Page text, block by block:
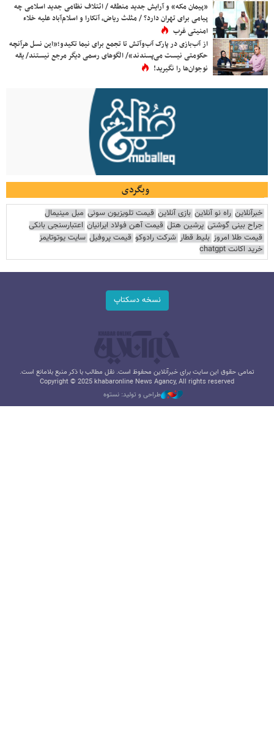
«پیمان مکه» و آرایش جدید منطقه / ائتلاف نظامی جدید اسلامی چه
پیامی برای تهران دارد؟ / مثلث ریاض، آنکارا و اسلام‌آباد علیه خلاء
امنیتی غرب
از آب‌بازی در پارک آب‌وآتش تا تجمع برای نیما تکیدو؛«این نسل هرآنچه
حکومتی نیست می‌پسندند»/ الگوهای رسمی دیگر مرجع نیستند/ یقه
نوجوان‌ها را نگیرید!
وبگردی
خبرآنلاین راه نو آنلاین بازی آنلاین قیمت تلویزیون سونی مبل مینیمال
جراح بینی گوشتی پرشین هتل قیمت آهن فولاد ایرانیان اعتبارسنجی بانکی
قیمت طلا امروز بلیط قطار شرکت رادوکو قیمت پروفیل سایت یوتوتایمز
خرید اکانت chatgpt
نسخه دسکتاپ
تمامی حقوق این سایت برای خبرآنلاین محفوظ است. نقل مطالب با ذکر منبع بلامانع است.
Copyright © 2025 khabaronline News Agancy, All rights reserved
طراحی و تولید: نستوه